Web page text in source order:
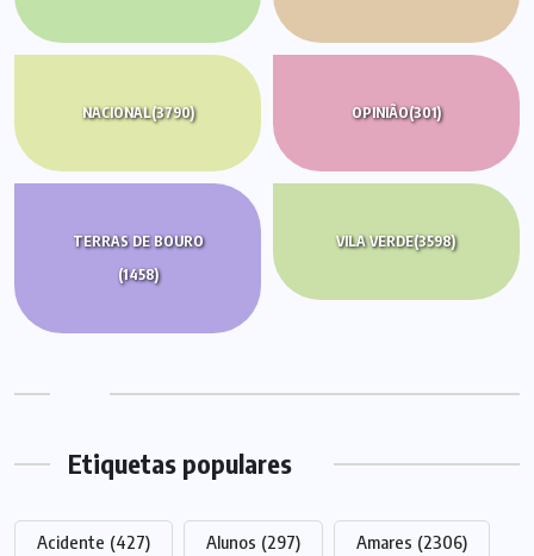
NACIONAL(3790) OPINIÃO(301)
TERRAS DE BOURO
(1458)
VILA VERDE(3598)
Etiquetas populares
Acidente (427) Alunos (297) Amares (2306)